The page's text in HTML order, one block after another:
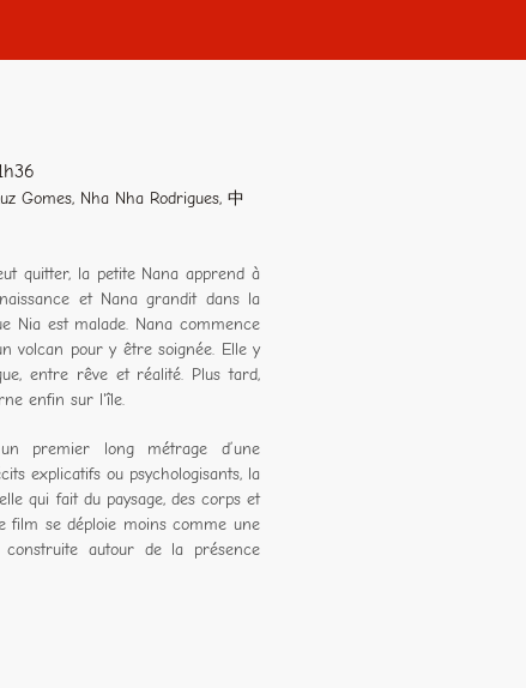
Gomes, Nha Nha Rodrigues, 中
quitter, la petite Nana apprend à
et Nana grandit dans la
Nia est malade. Nana commence
volcan pour y être soignée. Elle y
entre rêve et réalité. Plus tard,
enfin sur l'île.
premier long métrage d’une
explicatifs ou psychologisants, la
qui fait du paysage, des corps et
film se déploie moins comme une
autour de la présence